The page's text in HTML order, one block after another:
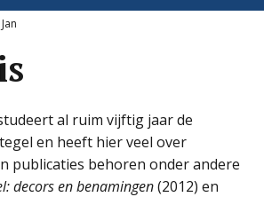
al ruim vijftig jaar de
en heeft hier veel over
publicaties behoren onder andere
decors en benamingen(2012) en